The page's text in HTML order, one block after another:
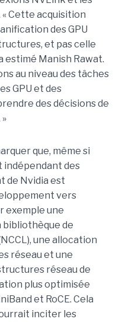
Cette acquisition
des GPU
et pas celle
estimé Manish Rawat.
au niveau des tâches
GPU et des
des décisions de
que, même si
indépendant des
de Nvidia est
vers
exemple une
de
une allocation
réseau et une
réseau de
plus optimisée
et RoCE. Cela
inciter les